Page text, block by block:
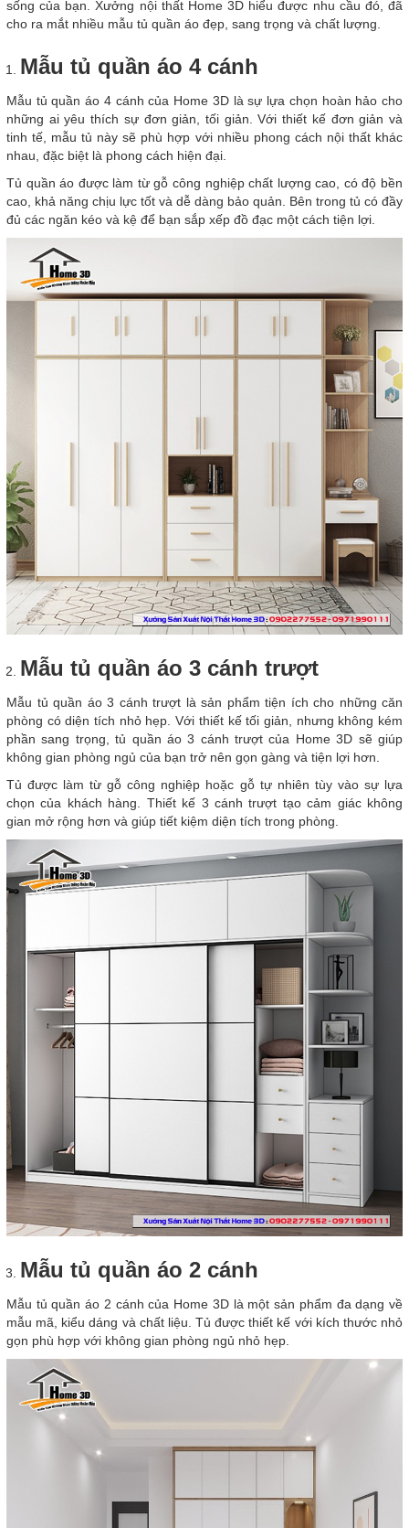
sống của bạn. Xưởng nội thất Home 3D hiểu được nhu cầu đó, đã
cho ra mắt nhiều mẫu tủ quần áo đẹp, sang trọng và chất lượng.
Mẫu tủ quần áo 4 cánh
Mẫu tủ quần áo 4 cánh của Home 3D là sự lựa chọn hoàn hảo cho
những ai yêu thích sự đơn giản, tối giản. Với thiết kế đơn giản và
tinh tế, mẫu tủ này sẽ phù hợp với nhiều phong cách nội thất khác
nhau, đặc biệt là phong cách hiện đại.
Tủ quần áo được làm từ gỗ công nghiệp chất lượng cao, có độ bền
cao, khả năng chịu lực tốt và dễ dàng bảo quản. Bên trong tủ có đầy
đủ các ngăn kéo và kệ để bạn sắp xếp đồ đạc một cách tiện lợi.
Mẫu tủ quần áo 3 cánh trượt
Mẫu tủ quần áo 3 cánh trượt là sản phẩm tiện ích cho những căn
phòng có diện tích nhỏ hẹp. Với thiết kế tối giản, nhưng không kém
phần sang trọng, tủ quần áo 3 cánh trượt của Home 3D sẽ giúp
không gian phòng ngủ của bạn trở nên gọn gàng và tiện lợi hơn.
Tủ được làm từ gỗ công nghiệp hoặc gỗ tự nhiên tùy vào sự lựa
chọn của khách hàng. Thiết kế 3 cánh trượt tạo cảm giác không
gian mở rộng hơn và giúp tiết kiệm diện tích trong phòng.
Mẫu tủ quần áo 2 cánh
Mẫu tủ quần áo 2 cánh của Home 3D là một sản phẩm đa dạng về
mẫu mã, kiểu dáng và chất liệu. Tủ được thiết kế với kích thước nhỏ
gọn phù hợp với không gian phòng ngủ nhỏ hẹp.